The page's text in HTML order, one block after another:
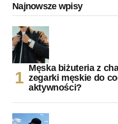
Najnowsze wpisy
Męska biżuteria z
zegarki męskie do
aktywności?